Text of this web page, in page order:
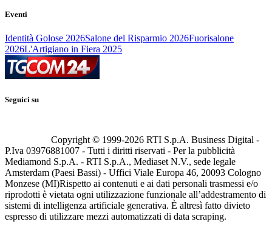
Eventi
Identità Golose 2026Salone del Risparmio 2026Fuorisalone
2026L'Artigiano in Fiera 2025
Seguici su
Copyright © 1999-2026 RTI S.p.A. Business Digital -
P.Iva 03976881007 - Tutti i diritti riservati - Per la pubblicità
Mediamond S.p.A. - RTI S.p.A., Mediaset N.V., sede legale
Amsterdam (Paesi Bassi) - Uffici Viale Europa 46, 20093 Cologno
Monzese (MI)Rispetto ai contenuti e ai dati personali trasmessi e/o
riprodotti è vietata ogni utilizzazione funzionale all’addestramento di
sistemi di intelligenza artificiale generativa. È altresì fatto divieto
espresso di utilizzare mezzi automatizzati di data scraping.